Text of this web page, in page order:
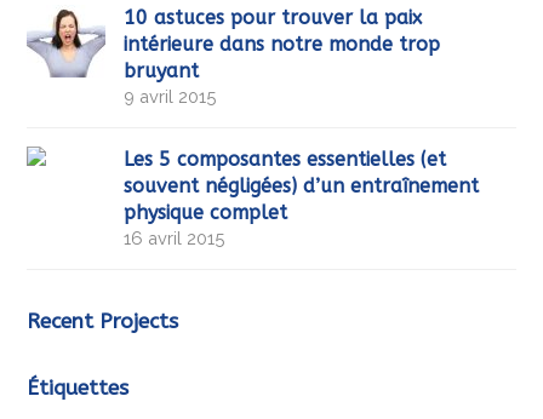
10 astuces pour trouver la paix
intérieure dans notre monde trop
bruyant
9 avril 2015
Les 5 composantes essentielles (et
souvent négligées) d’un entraînement
physique complet
16 avril 2015
Recent Projects
Étiquettes